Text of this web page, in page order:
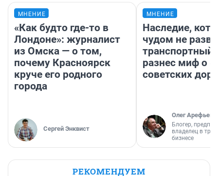
МНЕНИЕ
«Как будто где-то в
Лондоне»: журналист
из Омска — о том,
почему Красноярск
круче его родного
города
Сергей Энквист
МНЕНИЕ
Наследие,
чудом не
транспортный
разнес миф о
советских
Олег Арефьев
Блогер,
владелец в
бизнесе
РЕКОМЕНДУЕМ